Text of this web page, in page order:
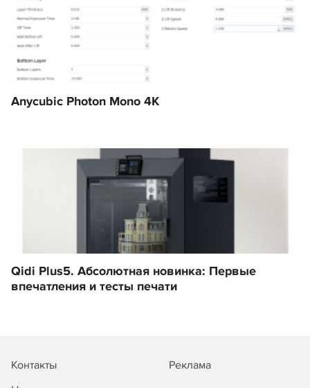
Anycubic Photon Mono 4K
Qidi Plus5. Абсолютная новинка: Первые
впечатления и тесты печати
Контакты
Реклама